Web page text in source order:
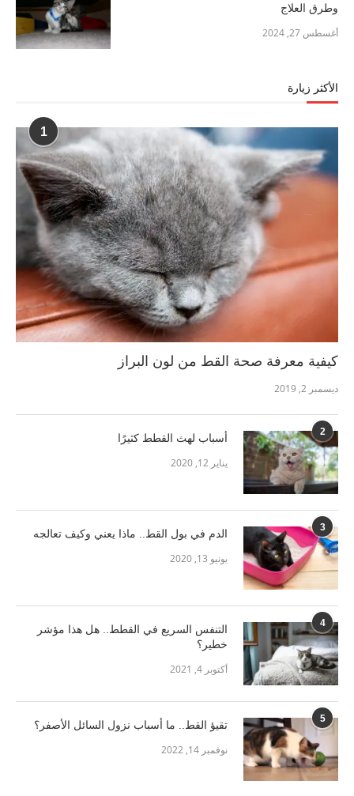
وطرق العلاج
أغسطس 27, 2024
الأكثر زيارة
1
كيفية معرفة صحة القط من لون البراز
ديسمبر 2, 2019
2 أسباب لهث القطط كثيرًا
يناير 12, 2020
3 الدم في بول القط.. ماذا يعني وكيف تعالجه
يونيو 13, 2020
4
التنفس السريع في القطط.. هل هذا مؤشر
خطير؟
أكتوبر 4, 2021
5 تقيؤ القط.. ما أسباب نزول السائل الأصفر؟
نوفمبر 14, 2022